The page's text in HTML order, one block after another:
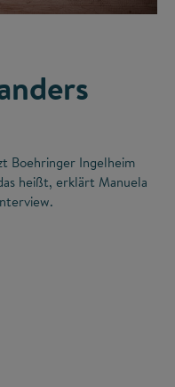
Boehringer Ingelheim
heißt, erklärt Manuela